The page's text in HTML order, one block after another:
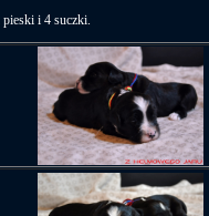
pieski i 4 suczki.